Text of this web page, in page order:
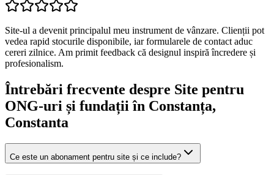
Site-ul a devenit principalul meu instrument de vânzare. Clienții pot
vedea rapid stocurile disponibile, iar formularele de contact aduc
cereri zilnice. Am primit feedback că designul inspiră încredere și
profesionalism.
Întrebări frecvente despre Site pentru
ONG-uri și fundații în Constanța,
Constanta
Ce este un abonament pentru site și ce include?